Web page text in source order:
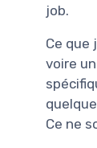
job.
Ce que
voire
Ce ne